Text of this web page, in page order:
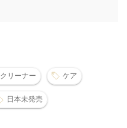
クリーナー ケア
日本未発売